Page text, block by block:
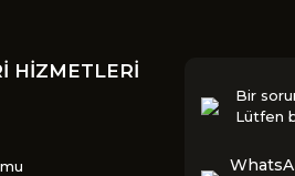
HİZMETLERİ
Bir
Lütfen